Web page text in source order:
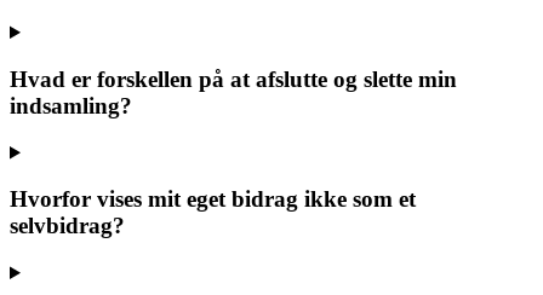
Hvad er forskellen på at afslutte og slette min
indsamling?
Hvorfor vises mit eget bidrag ikke som et
selvbidrag?